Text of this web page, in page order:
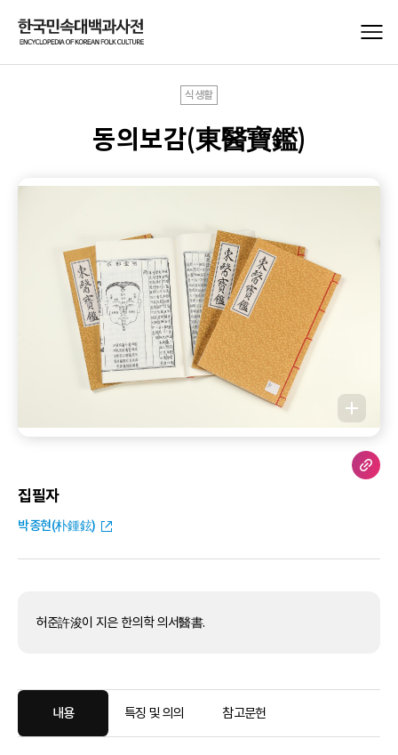
식생활
동의보감(東醫寶鑑)
집필자
박종현(朴鍾鉉)
허준許浚이 지은 한의학 의서醫書.
내용 특징 및 의의 참고문헌